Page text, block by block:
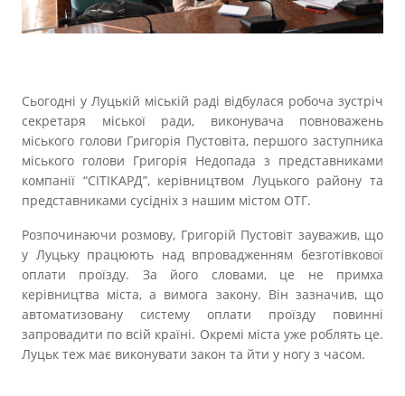
Сьогодні у Луцькій міській раді відбулася робоча зустріч
секретаря міської ради, виконувача повноважень
міського голови Григорія Пустовіта, першого заступника
міського голови Григорія Недопада з представниками
компанії “СІТІКАРД”, керівництвом Луцького району та
представниками сусідніх з нашим містом ОТГ.
Розпочинаючи розмову, Григорій Пустовіт зауважив, що
у Луцьку працюють над впровадженням безготівкової
оплати проїзду. За його словами, це не примха
керівництва міста, а вимога закону. Він зазначив, що
автоматизовану систему оплати проїзду повинні
запровадити по всій країні. Окремі міста уже роблять це.
Луцьк теж має виконувати закон та йти у ногу з часом.